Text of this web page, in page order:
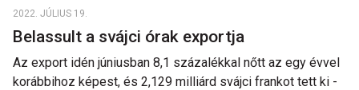
2022. JÚLIUS 19.
Belassult a svájci órak exportja
Az export idén júniusban 8,1 százalékkal nőtt az egy évvel
korábbihoz képest, és 2,129 milliárd svájci frankot tett ki -